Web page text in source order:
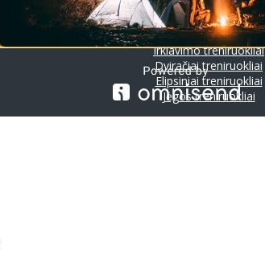
Treniruokliai
Bėgimo takeliai
Irklavimo treniruokliai
Dviračiai treniruokliai
Elipsiniai treniruokliai
Jėgos treniruokliai